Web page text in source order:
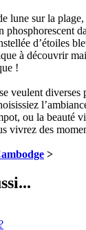
lune sur la
phosphorescent
d’étoiles
à découvrir
!
veulent diverses
ou la beauté
vivrez des
>